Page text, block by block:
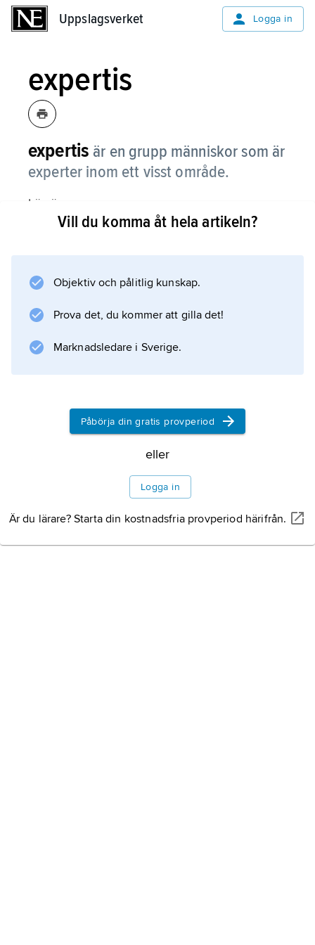
Uppslagsverket Logga in
expertis
expertis är en grupp människor som är
experter inom ett visst område.
Läs även om
expert
Information om artikeln
Vill du komma åt hela artikeln?
Objektiv och pålitlig kunskap.
Prova det, du kommer att gilla det!
Marknadsledare i Sverige.
Påbörja din gratis provperiod
eller
Logga in
Är du lärare? Starta din kostnadsfria provperiod härifrån.